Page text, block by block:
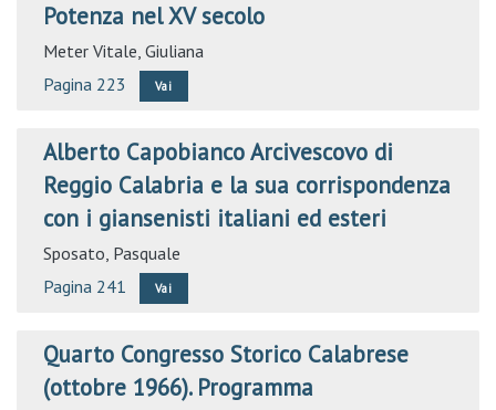
Potenza nel XV secolo
Meter Vitale, Giuliana
Pagina 223
Vai
Alberto Capobianco Arcivescovo di
Reggio Calabria e la sua corrispondenza
con i giansenisti italiani ed esteri
Sposato, Pasquale
Pagina 241
Vai
Quarto Congresso Storico Calabrese
(ottobre 1966). Programma